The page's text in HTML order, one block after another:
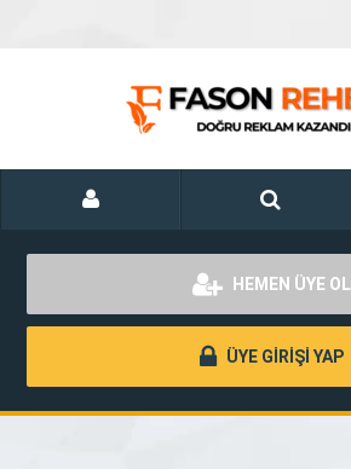
HEMEN ÜYE OL
ÜYE GİRİŞİ YAP